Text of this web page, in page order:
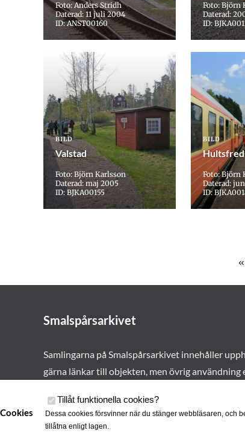
Foto: Anders Stridh
Daterad: 11 juli 2004
ID: ANST00160
Foto: Björn
Daterad:
ID:
BILD
Valstad
Foto: Björn Karlsson
Daterad: maj 2005
ID: BJKA00155
BILD
Hultsfred
Foto: Björn
Daterad:
ID:
Smalspårsarkivet
Samlingarna på Smalspårsarkivet innehåller
gärna länkar till objekten, men övrig
Cookies
Tillåt funktionella cookies?
Dessa cookies försvinner när du stänger webbläsaren, och
tillåtna enligt lagen.